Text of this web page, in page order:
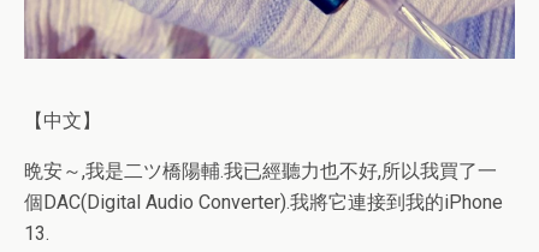
【中文】
晩安～,我是二ツ橋陽輔.我已經聽力也不好,所以我買了一
個DAC(Digital Audio Converter).我將它連接到我的iPhone
13.